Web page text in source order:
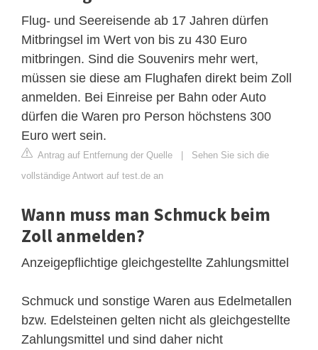
Flug- und Seereisende ab 17 Jahren dürfen
Mitbringsel im Wert von bis zu 430 Euro
mitbringen. Sind die Souvenirs mehr wert,
müssen sie diese am Flughafen direkt beim Zoll
anmelden. Bei Einreise per Bahn oder Auto
dürfen die Waren pro Person höchstens 300
Euro wert sein.
Antrag auf Entfernung der Quelle | Sehen Sie sich die
vollständige Antwort auf test.de an
Wann muss man Schmuck beim
Zoll anmelden?
Anzeigepflichtige gleichgestellte Zahlungsmittel
Schmuck und sonstige Waren aus Edelmetallen
bzw. Edelsteinen gelten nicht als gleichgestellte
Zahlungsmittel und sind daher nicht